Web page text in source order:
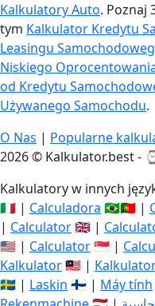
Kalkulatory Auto. Poznaj
tym Kalkulator Kredytu
Leasingu
Niskiego
od Kredytu
Używanego Samochodu.
O Nas | Popularne
2026 © Kalkulator.best -
Kalkulatory w innych
🇮🇹 | Calculadora 🇧🇷🇵🇹 |
| Calculator🇬🇧 |
🇺🇸 | Calculator🇸🇬 |
Kalkulator🇲🇾 |
🇸🇪 | Laskin 🇫🇮 | Máy tính